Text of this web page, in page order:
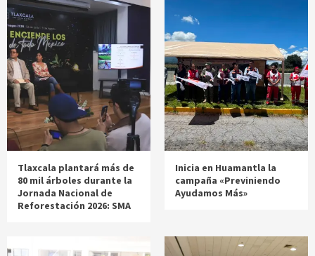
Tlaxcala plantará más de
80 mil árboles durante la
Jornada Nacional de
Reforestación 2026: SMA
Inicia en Huamantla la
campaña «Previniendo
Ayudamos Más»